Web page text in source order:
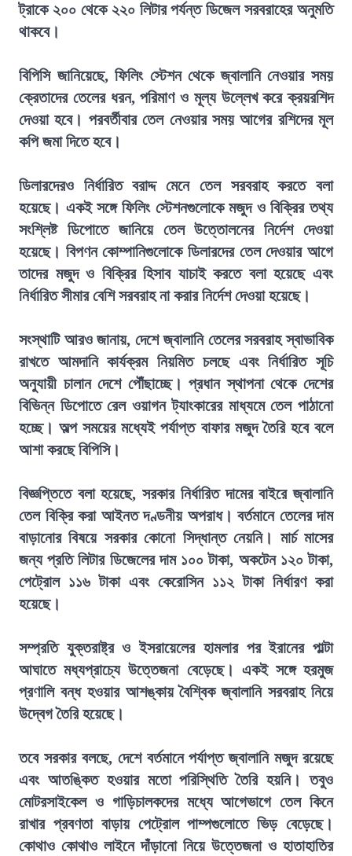
ট্রাকে ২০০ থেকে ২২০ লিটার পর্যন্ত ডিজেল সরবরাহের অনুমতি
থাকবে।
বিপিসি জানিয়েছে, ফিলিং স্টেশন থেকে জ্বালানি নেওয়ার সময়
ক্রেতাদের তেলের ধরন, পরিমাণ ও মূল্য উল্লেখ করে ক্রয়রশিদ
দেওয়া হবে। পরবর্তীবার তেল নেওয়ার সময় আগের রশিদের মূল
কপি জমা দিতে হবে।
ডিলারদেরও নির্ধারিত বরাদ্দ মেনে তেল সরবরাহ করতে বলা
হয়েছে। একই সঙ্গে ফিলিং স্টেশনগুলোকে মজুদ ও বিক্রির তথ্য
সংশ্লিষ্ট ডিপোতে জানিয়ে তেল উত্তোলনের নির্দেশ দেওয়া
হয়েছে। বিপণন কোম্পানিগুলোকে ডিলারদের তেল দেওয়ার আগে
তাদের মজুদ ও বিক্রির হিসাব যাচাই করতে বলা হয়েছে এবং
নির্ধারিত সীমার বেশি সরবরাহ না করার নির্দেশ দেওয়া হয়েছে।
সংস্থাটি আরও জানায়, দেশে জ্বালানি তেলের সরবরাহ স্বাভাবিক
রাখতে আমদানি কার্যক্রম নিয়মিত চলছে এবং নির্ধারিত সূচি
অনুযায়ী চালান দেশে পৌঁছাচ্ছে। প্রধান স্থাপনা থেকে দেশের
বিভিন্ন ডিপোতে রেল ওয়াগন ট্যাংকারের মাধ্যমে তেল পাঠানো
হচ্ছে। অল্প সময়ের মধ্যেই পর্যাপ্ত বাফার মজুদ তৈরি হবে বলে
আশা করছে বিপিসি।
বিজ্ঞপ্তিতে বলা হয়েছে, সরকার নির্ধারিত দামের বাইরে জ্বালানি
তেল বিক্রি করা আইনত দণ্ডনীয় অপরাধ। বর্তমানে তেলের দাম
বাড়ানোর বিষয়ে সরকার কোনো সিদ্ধান্ত নেয়নি। মার্চ মাসের
জন্য প্রতি লিটার ডিজেলের দাম ১০০ টাকা, অকটেন ১২০ টাকা,
পেট্রোল ১১৬ টাকা এবং কেরোসিন ১১২ টাকা নির্ধারণ করা
হয়েছে।
সম্প্রতি যুক্তরাষ্ট্র ও ইসরায়েলের হামলার পর ইরানের পাল্টা
আঘাতে মধ্যপ্রাচ্যে উত্তেজনা বেড়েছে। একই সঙ্গে হরমুজ
প্রণালি বন্ধ হওয়ার আশঙ্কায় বৈশ্বিক জ্বালানি সরবরাহ নিয়ে
উদ্বেগ তৈরি হয়েছে।
তবে সরকার বলছে, দেশে বর্তমানে পর্যাপ্ত জ্বালানি মজুদ রয়েছে
এবং আতঙ্কিত হওয়ার মতো পরিস্থিতি তৈরি হয়নি। তবুও
মোটরসাইকেল ও গাড়িচালকদের মধ্যে আগেভাগে তেল কিনে
রাখার প্রবণতা বাড়ায় পেট্রোল পাম্পগুলোতে ভিড় বেড়েছে।
কোথাও কোথাও লাইনে দাঁড়ানো নিয়ে উত্তেজনা ও হাতাহাতির